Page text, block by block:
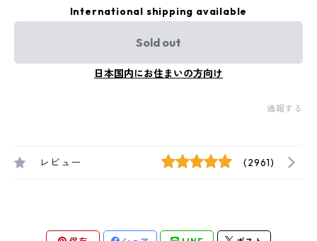
International shipping available
Sold out
日本国内にお住まいの方向け
通報する
レビュー (2961)